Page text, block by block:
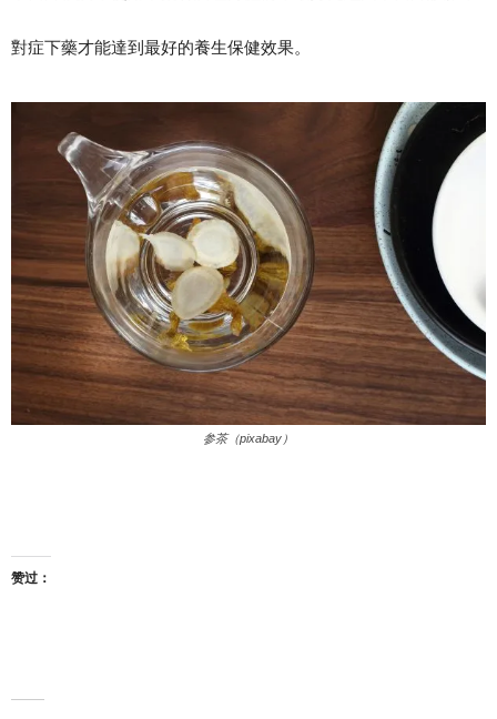
對症下藥才能達到最好的養生保健效果。
参茶（pixabay）
赞过：